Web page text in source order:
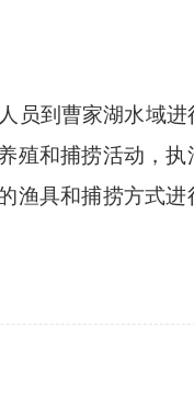
员到曹家湖水域进
殖和捕捞活动，执
渔具和捕捞方式进